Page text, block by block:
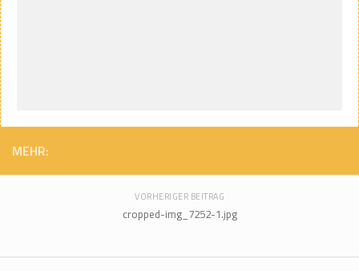
MEHR:
VORHERIGER BEITRAG
cropped-img_7252-1.jpg